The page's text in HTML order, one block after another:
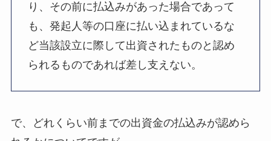
り、その前に払込みがあった場合であって
も、発起人等の口座に払い込まれているな
ど当該設立に際して出資されたものと認め
られるものであれば差し支えない。
で、どれくらい前までの出資金の払込みが認めら